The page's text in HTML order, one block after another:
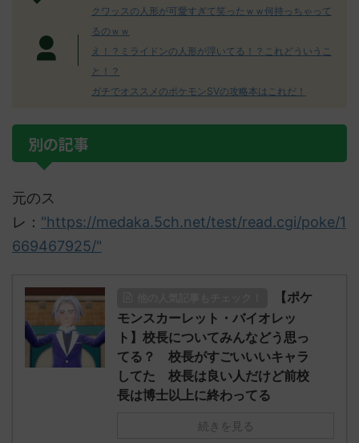
クワッスの人形が可愛すぎて笑ったｗｗ何持っちゃって
るのｗｗ
え！？ミライドンの人形が浮いてる！？これどういうこ
と！？
ガチでオススメのポケモンSVの攻略本はこれだ！
別の記事
元のス
レ： "https://medaka.5ch.net/test/read.cgi/poke/1
669467925/"
【ポケ
モンスカーレット・バイオレッ
ト】校長についてみんなどう思っ
てる？ 校長がすごいいいキャラ
してた 校長は良い人だけど前校
長は博士以上に終わってる
続きを見る